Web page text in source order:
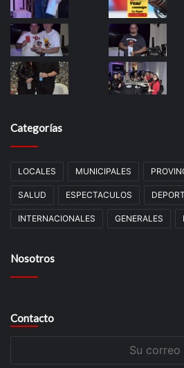
Categorías
LOCALES MUNICIPALES
SALUD ESPECTACULOS
INTERNACIONALES GENERALES
Nosotros
Contacto